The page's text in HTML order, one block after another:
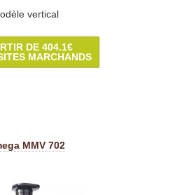
vertical
DE 404.1€
MARCHANDS
MMV 702